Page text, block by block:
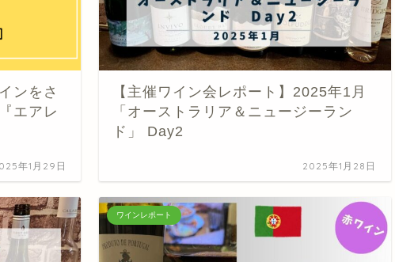
ンをさ
エアレ
年1月29日
【主催ワイン会レポート】2025年1月
「オーストラリア＆ニュージーラン
ド」 Day2
2025年1月28日
ワインレポート